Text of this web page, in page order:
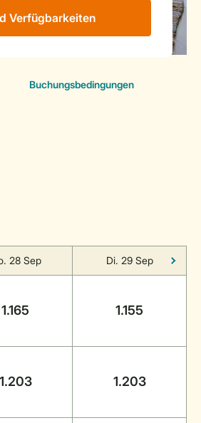
Verfügbarkeiten
28 Sep Di. 29 Sep
1.165 1.155
1.203 1.203